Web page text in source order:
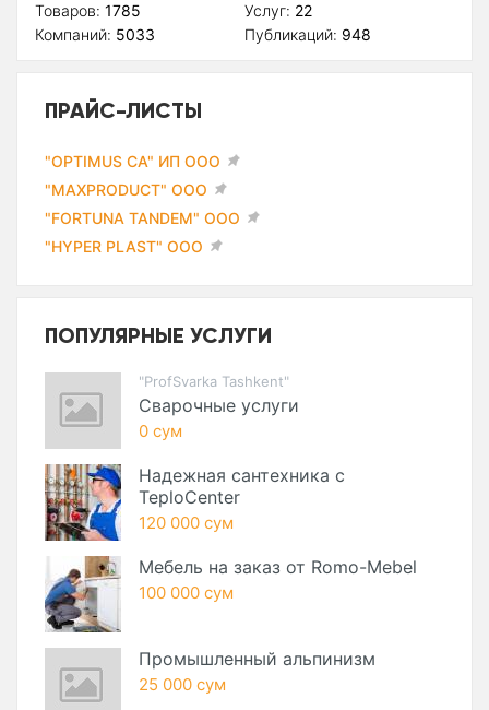
Товаров: 1785
Компаний: 5033
Услуг: 22
Публикаций: 948
ПРАЙС-ЛИСТЫ
"OPTIMUS CA" ИП ООО
"MAXPRODUCT" ООО
"FORTUNA TANDEM" ООО
"HYPER PLAST" ООО
ПОПУЛЯРНЫЕ УСЛУГИ
"ProfSvarka Tashkent"
Сварочные услуги
0 сум
Надежная сантехника с
TeploCenter
120 000 сум
Мебель на заказ от Romo-Mebel
100 000 сум
Промышленный альпинизм
25 000 сум